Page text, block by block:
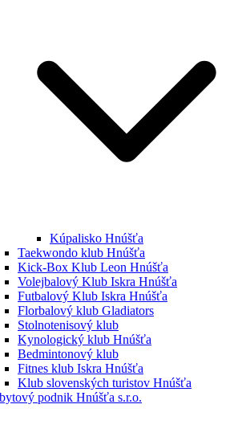
Kúpalisko Hnúšťa
Taekwondo klub Hnúšťa
Kick-Box Klub Leon Hnúšťa
Volejbalový Klub Iskra Hnúšťa
Futbalový Klub Iskra Hnúšťa
Florbalový klub Gladiators
Stolnotenisový klub
Kynologický klub Hnúšťa
Bedmintonový klub
Fitnes klub Iskra Hnúšťa
Klub slovenských turistov Hnúšťa
podnik Hnúšťa s.r.o.